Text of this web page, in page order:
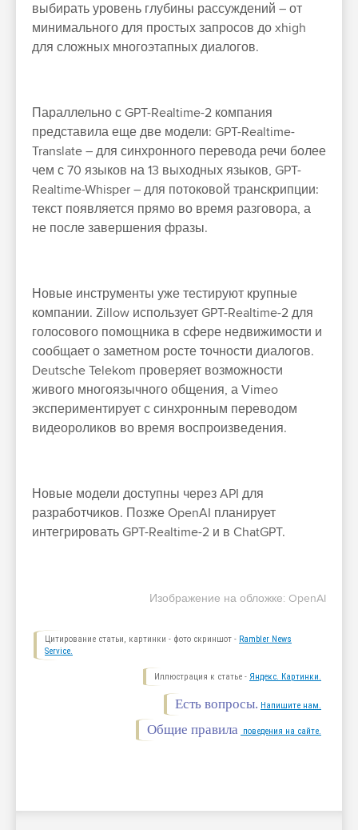
выбирать уровень глубины рассуждений – от
минимального для простых запросов до xhigh
для сложных многоэтапных диалогов.
Параллельно с GPT-Realtime-2 компания
представила еще две модели: GPT-Realtime-
Translate – для синхронного перевода речи более
чем с 70 языков на 13 выходных языков, GPT-
Realtime-Whisper – для потоковой транскрипции:
текст появляется прямо во время разговора, а
не после завершения фразы.
Новые инструменты уже тестируют крупные
компании. Zillow использует GPT-Realtime-2 для
голосового помощника в сфере недвижимости и
сообщает о заметном росте точности диалогов.
Deutsche Telekom проверяет возможности
живого многоязычного общения, а Vimeo
экспериментирует с синхронным переводом
видеороликов во время воспроизведения.
Новые модели доступны через API для
разработчиков. Позже OpenAI планирует
интегрировать GPT-Realtime-2 и в ChatGPT.
Изображение на обложке: OpenAI
Цитирование статьи, картинки - фото скриншот - Rambler News
Service.
Иллюстрация к статье - Яндекс. Картинки.
Есть вопросы. Напишите нам.
Общие правила поведения на сайте.